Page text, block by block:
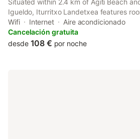
Situated within 2.4 km of Agiti Beach
Igueldo, Iturritxo Landetxea features
and a private bathroom in Donostia-San
house provides free private parking and
Wifi Internet
Aire acondicionado
Cancelación gratuita
desde 108 € por noche